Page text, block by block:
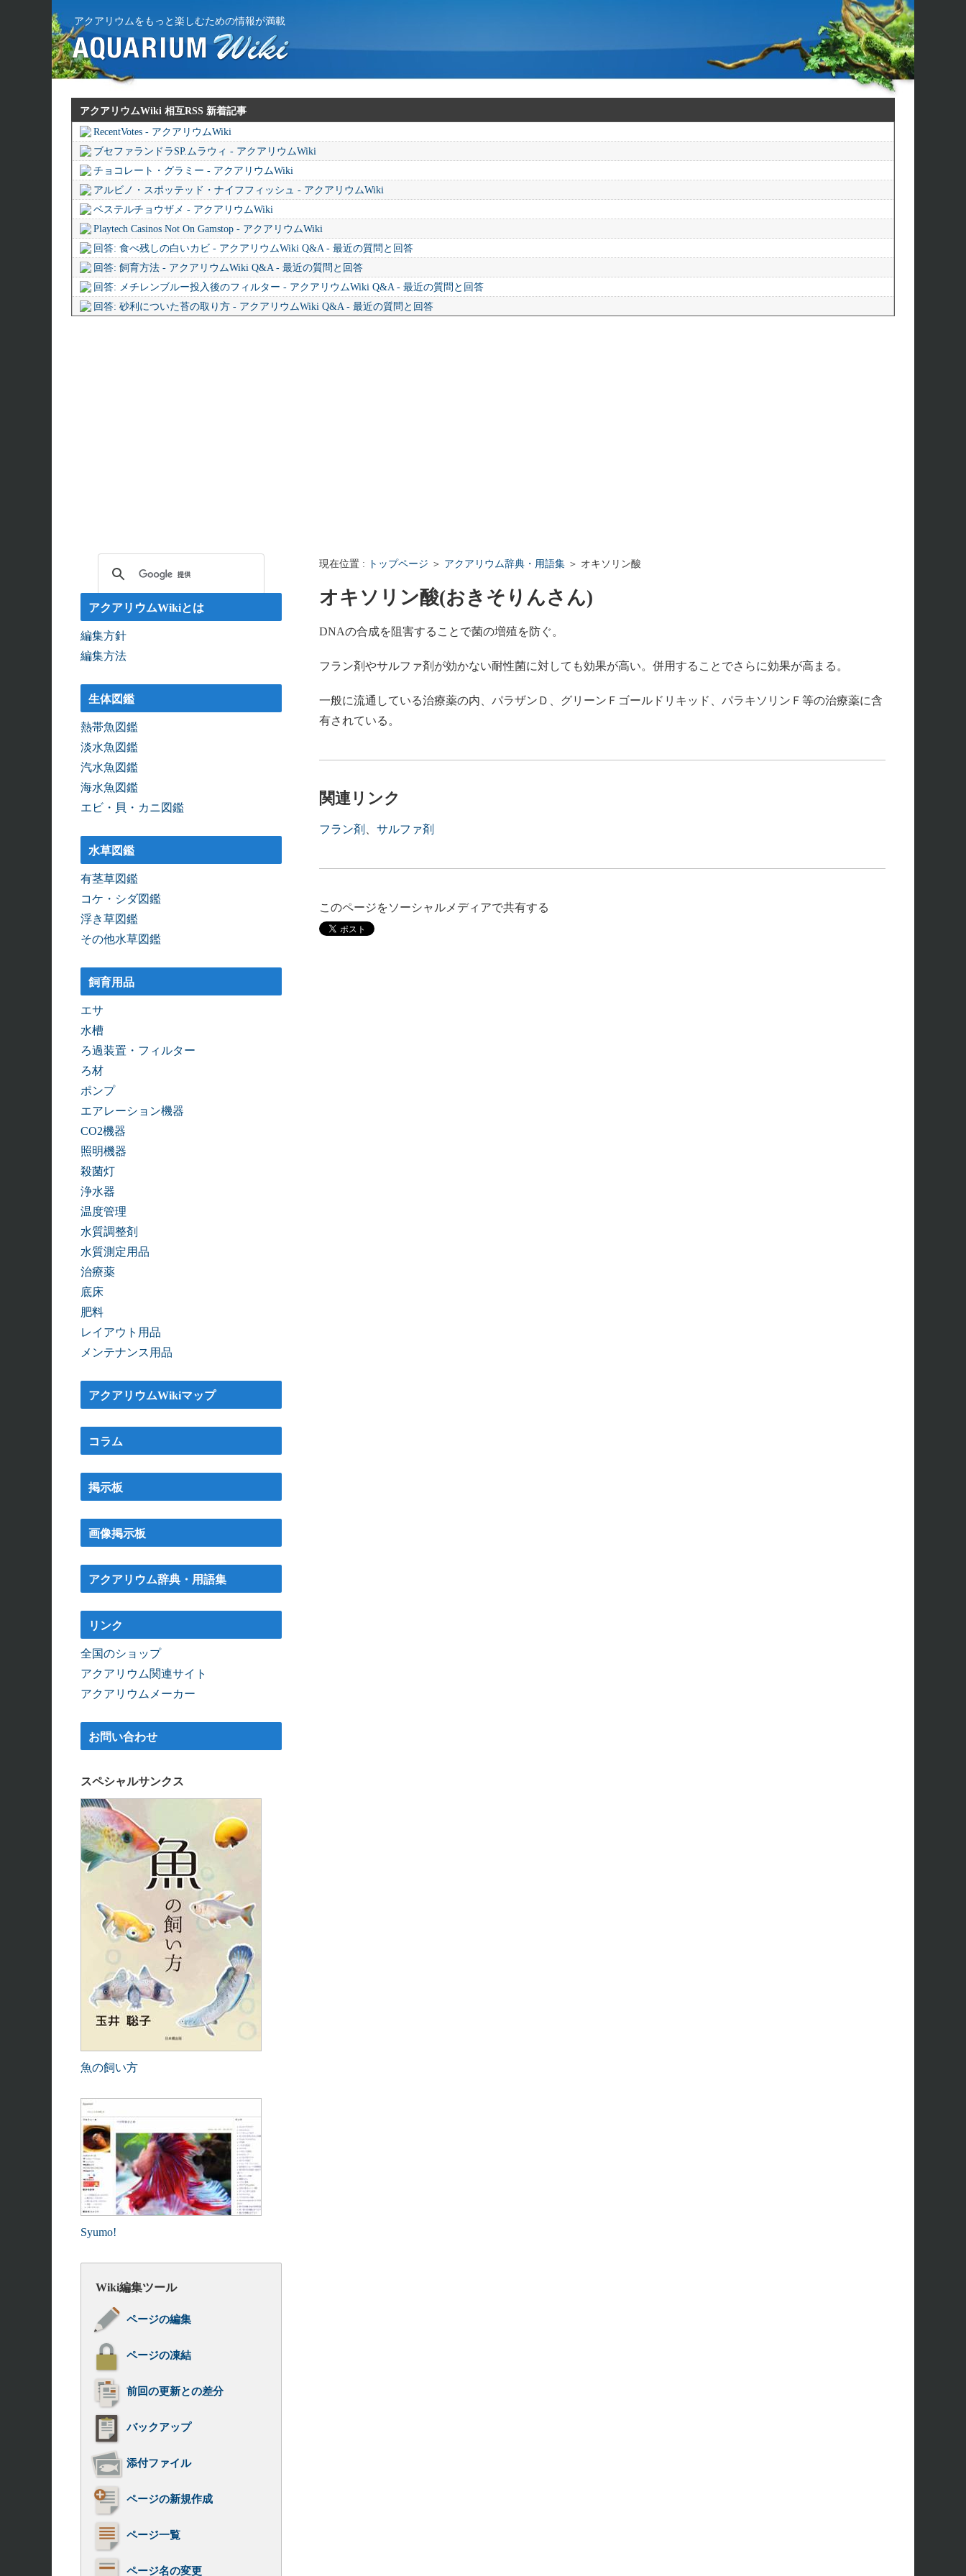
アクアリウムをもっと楽しむための情報が満載
アクアリウムWiki 相互RSS 新着記事
RecentVotes - アクアリウムWiki
ブセファランドラSP.ムラウィ - アクアリウムWiki
チョコレート・グラミー - アクアリウムWiki
アルビノ・スポッテッド・ナイフフィッシュ - アクアリウムWiki
ベステルチョウザメ - アクアリウムWiki
Playtech Casinos Not On Gamstop - アクアリウムWiki
回答: 食べ残しの白いカビ - アクアリウムWiki Q&A - 最近の質問と回答
回答: 飼育方法 - アクアリウムWiki Q&A - 最近の質問と回答
回答: メチレンブルー投入後のフィルター - アクアリウムWiki Q&A - 最近の質問と回答
回答: 砂利についた苔の取り方 - アクアリウムWiki Q&A - 最近の質問と回答
現在位置 : トップページ ＞ アクアリウム辞典・用語集 ＞ オキソリン酸
オキソリン酸(おきそりんさん)
DNAの合成を阻害することで菌の増殖を防ぐ。
フラン剤やサルファ剤が効かない耐性菌に対しても効果が高い。併用することでさらに効果が高まる。
一般に流通している治療薬の内、パラザンＤ、グリーンＦゴールドリキッド、パラキソリンＦ等の治療薬に含
有されている。
関連リンク
フラン剤 サルファ剤
このページをソーシャルメディアで共有する
アクアリウムWikiとは
編集方針
編集方法
生体図鑑
熱帯魚図鑑
淡水魚図鑑
汽水魚図鑑
海水魚図鑑
エビ・貝・カニ図鑑
水草図鑑
有茎草図鑑
コケ・シダ図鑑
浮き草図鑑
その他水草図鑑
飼育用品
エサ
水槽
ろ過装置・フィルター
ろ材
ポンプ
エアレーション機器
CO2機器
照明機器
殺菌灯
浄水器
温度管理
水質調整剤
水質測定用品
治療薬
底床
肥料
レイアウト用品
メンテナンス用品
アクアリウムWikiマップ
コラム
掲示板
画像掲示板
アクアリウム辞典・用語集
リンク
全国のショップ
アクアリウム関連サイト
アクアリウムメーカー
お問い合わせ
スペシャルサンクス
魚の飼い方
Syumo!
Wiki編集ツール
ページの編集
ページの凍結
前回の更新との差分
バックアップ
添付ファイル
ページの新規作成
ページ一覧
ページ名の変更